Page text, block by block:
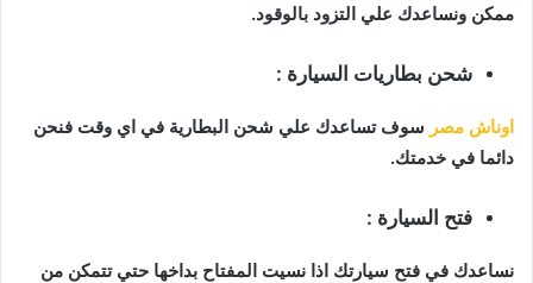
ممكن ونساعدك علي التزود بالوقود.
شحن بطاريات السيارة :
اوناش مصر سوف تساعدك علي شحن البطارية في اي وقت فنحن
دائما في خدمتك.
فتح السيارة :
نساعدك في فتح سيارتك اذا نسيت المفتاح بداخها حتي تتمكن من